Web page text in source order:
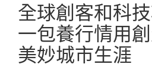
全球創客和科
一包養行情用
美妙城市生涯